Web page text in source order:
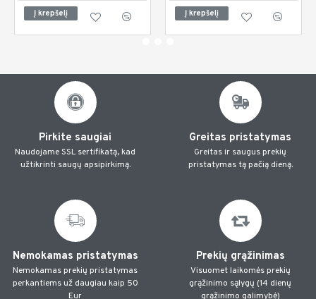
Į krepšelį Į krepšelį
Pirkite saugiai
Naudojame SSL sertifikatą, kad
užtikrinti saugų apsipirkimą.
Greitas pristatymas
Greitas ir saugus prekių
pristatymas tą pačią dieną.
Nemokamas pristatymas
Nemokamas prekių pristatymas
perkantiems už daugiau kaip 50
Eur
Prekių grąžinimas
Visuomet laikomės prekių
grąžinimo sąlygų (14 dienų
grąžinimo galimybė)